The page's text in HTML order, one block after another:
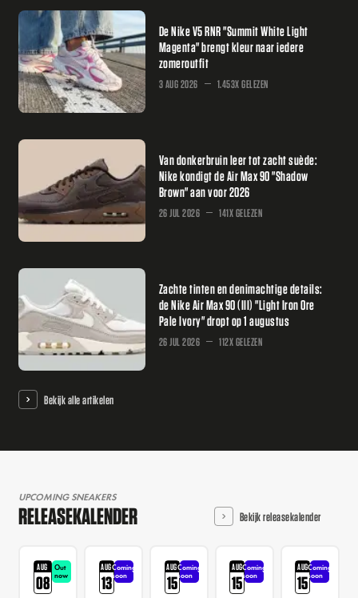
De Nike V5 RNR "Summit White Light
Magenta" brengt kleur naar iedere
zomeroutfit
3 AUG 2026 1.453X GELEZEN
Van donkerbruin leer tot zacht suède:
Nike kondigt de Air Max 90 "Shadow
Brown" aan voor 2026
26 JUL 2026 141X GELEZEN
Zachte tinten en denimachtige details:
de Nike Air Max 90 (III) "Light Iron Ore
Pale Ivory" dropt op 1 augustus
26 JUL 2026 112X GELEZEN
Bekijk alle artikelen
UPCOMING SNEAKERS
RELEASEKALENDER Bekijk releasekalender
AUG
08
Out
now
AUG
13
Coming
soon
AUG
15
Coming
soon
AUG
15
Coming
soon
AUG
15
Coming
soon